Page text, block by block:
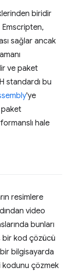
biridir
sağlar ancak
ve paket
standardı bu
'ye
paket
hale
resimlere
video
bunları
bir kod çözücü
bir bilgisayarda
kodunu çözmek